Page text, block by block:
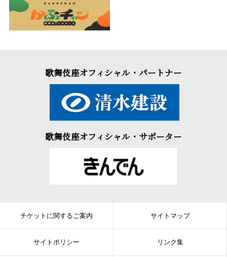
歌舞伎座オフィシャル・パートナー
歌舞伎座オフィシャル・サポーター
チケットに関するご案内 サイトマップ
サイトポリシー リンク集